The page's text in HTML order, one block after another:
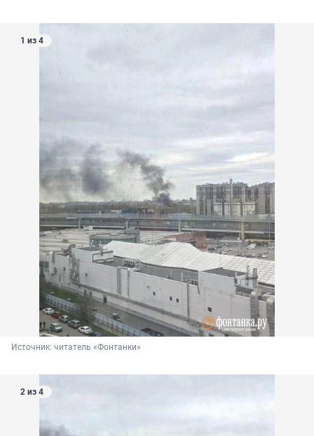
1 из 4
Источник: читатель «Фонтанки»
2 из 4